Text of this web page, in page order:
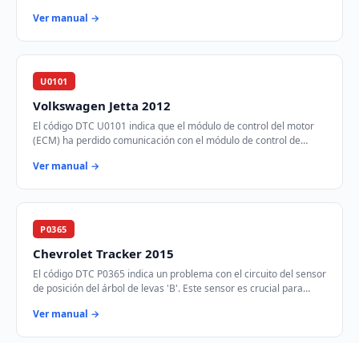
Ver manual →
U0101
Volkswagen Jetta 2012
El código DTC U0101 indica que el módulo de control del motor
(ECM) ha perdido comunicación con el módulo de control de
Ver manual →
P0365
Chevrolet Tracker 2015
El código DTC P0365 indica un problema con el circuito del sensor
de posición del árbol de levas 'B'. Este sensor es crucial para
Ver manual →